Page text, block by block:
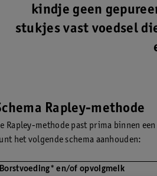
kindje geen
stukjes vast voedsel
Rapley-methode
Rapley-methode past prima binnen
het volgende schema aanhouden:
Borstvoeding* en/of opvolgmelk